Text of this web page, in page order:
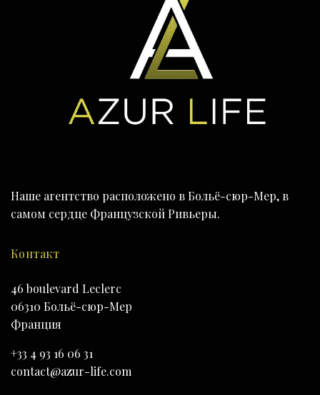
Наше агентство расположено в Больё-сюр-Мер, в
самом сердце Французской Ривьеры.
Контакт
46 boulevard Leclerc
06310 Больё-сюр-Мер
Франция
+33 4 93 16 06 31
contact@azur-life.com